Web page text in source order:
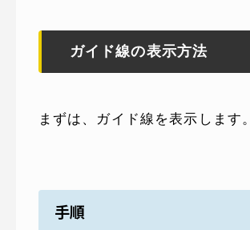
ガイド線の表示方法
まずは、ガイド線を表示します。
手順